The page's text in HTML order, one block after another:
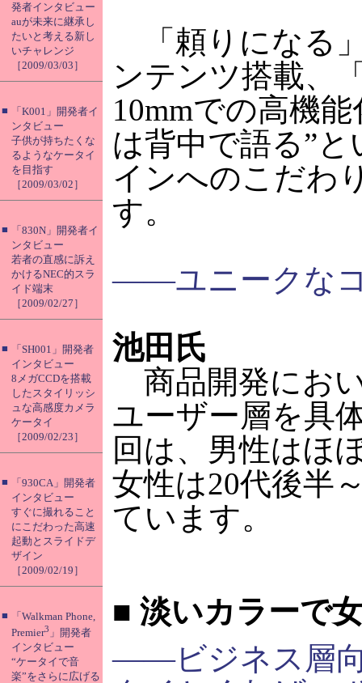
発者インタビュー
auが未来に継承し
たいと考える新し
いチャレンジ
［2009/03/03］
■
「K001」開発者イ
ンタビュー
子供が持ちたくな
るようなケータイ
を目指す
［2009/03/02］
■
「830N」開発者イ
ンタビュー
若者の直感に訴え
かけるNEC的スラ
イド端末
［2009/02/27］
■
「SH001」開発者
インタビュー
8メガCCDを搭載
したスタイリッシ
ュな高感度カメラ
ケータイ
［2009/02/23］
■
「930CA」開発者
インタビュー
すぐに撮れること
にこだわった高速
起動とスライドデ
ザイン
［2009/02/19］
■
「Walkman Phone,
Premier3 」開発者
インタビュー
“ケータイで音
楽”をさらに広げる
「頼りになる
ンテンツ搭載、
10mmでの高機
は背中で語る”
インへのこだわ
す。
――ユニークな
池田氏
商品開発にお
ユーザー層を具
回は、男性はほ
女性は20代後半
ています。
■ 淡いカラーで
――ビジネス層